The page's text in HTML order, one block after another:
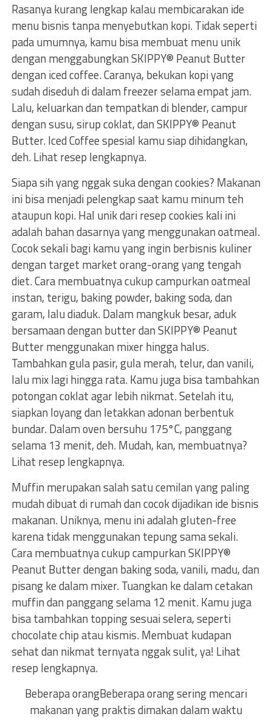
Rasanya kurang lengkap kalau membicarakan ide
menu bisnis tanpa menyebutkan kopi. Tidak seperti
pada umumnya, kamu bisa membuat menu unik
dengan menggabungkan SKIPPY® Peanut Butter
dengan iced coffee. Caranya, bekukan kopi yang
sudah diseduh di dalam freezer selama empat jam.
Lalu, keluarkan dan tempatkan di blender, campur
dengan susu, sirup coklat, dan SKIPPY® Peanut
Butter. Iced Coffee spesial kamu siap dihidangkan,
deh. Lihat resep lengkapnya.
Siapa sih yang nggak suka dengan cookies? Makanan
ini bisa menjadi pelengkap saat kamu minum teh
ataupun kopi. Hal unik dari resep cookies kali ini
adalah bahan dasarnya yang menggunakan oatmeal.
Cocok sekali bagi kamu yang ingin berbisnis kuliner
dengan target market orang-orang yang tengah
diet. Cara membuatnya cukup campurkan oatmeal
instan, terigu, baking powder, baking soda, dan
garam, lalu diaduk. Dalam mangkuk besar, aduk
bersamaan dengan butter dan SKIPPY® Peanut
Butter menggunakan mixer hingga halus.
Tambahkan gula pasir, gula merah, telur, dan vanili,
lalu mix lagi hingga rata. Kamu juga bisa tambahkan
potongan coklat agar lebih nikmat. Setelah itu,
siapkan loyang dan letakkan adonan berbentuk
bundar. Dalam oven bersuhu 175°C, panggang
selama 13 menit, deh. Mudah, kan, membuatnya?
Lihat resep lengkapnya.
Muffin merupakan salah satu cemilan yang paling
mudah dibuat di rumah dan cocok dijadikan ide bisnis
makanan. Uniknya, menu ini adalah gluten-free
karena tidak menggunakan tepung sama sekali.
Cara membuatnya cukup campurkan SKIPPY®
Peanut Butter dengan baking soda, vanili, madu, dan
pisang ke dalam mixer. Tuangkan ke dalam cetakan
muffin dan panggang selama 12 menit. Kamu juga
bisa tambahkan topping sesuai selera, seperti
chocolate chip atau kismis. Membuat kudapan
sehat dan nikmat ternyata nggak sulit, ya! Lihat
resep lengkapnya.
Beberapa orangBeberapa orang sering mencari
makanan yang praktis dimakan dalam waktu